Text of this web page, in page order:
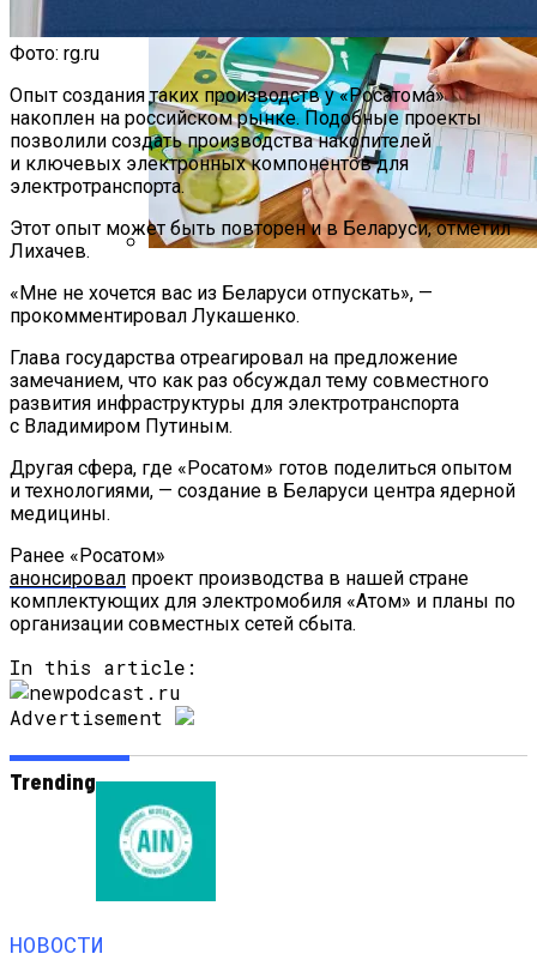
Как Мы Худеем: 8 Этапов Похудения У
Мужчин И Женщин
Фото: rg.ru
Опыт создания таких производств у «Росатома»
накоплен на российском рынке. Подобные проекты
позволили создать производства накопителей
и ключевых электронных компонентов для
электротранспорта.
Этот опыт может быть повторен и в Беларуси, отметил
Лихачев.
«Мне не хочется вас из Беларуси отпускать», —
прокомментировал Лукашенко.
Глава государства отреагировал на предложение
замечанием, что как раз обсуждал тему совместного
развития инфраструктуры для электротранспорта
с Владимиром Путиным.
Другая сфера, где «Росатом» готов поделиться опытом
и технологиями, — создание в Беларуси центра ядерной
медицины.
Ранее «Росатом»
анонсировал проект производства в нашей стране
комплектующих для электромобиля «Атом» и планы по
организации совместных сетей сбыта.
In this article:
Advertisement
Trending
НОВОСТИ